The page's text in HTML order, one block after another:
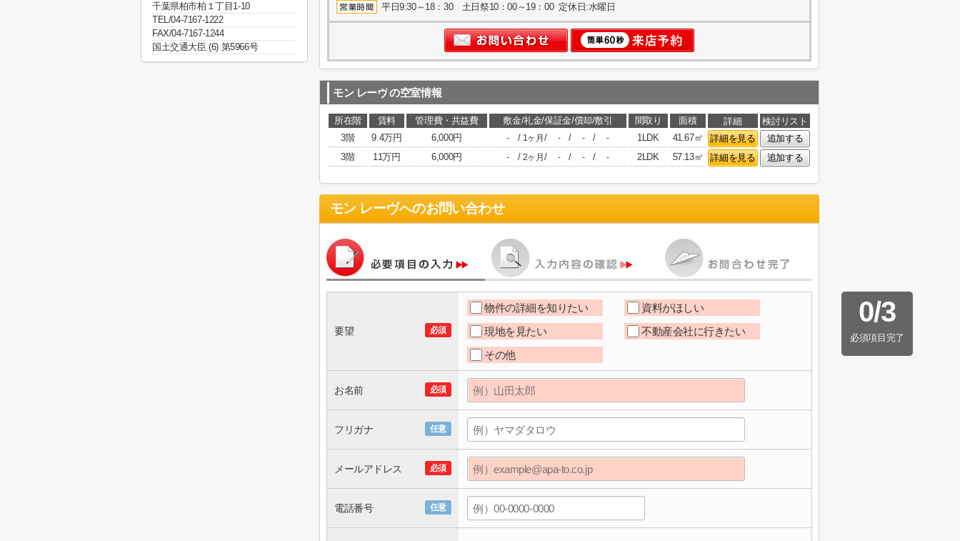
平日9:30～18：30 土日祭10：00～19：00 定休日:水曜日
モン レーヴ の空室情報
所在階 賃料 管理費・共益費 敷金/礼金/保証金/償却/敷引 間取り 面積 詳細
検討リスト
3階
9.4万円 6,000円 - / 1ヶ月 / - / - / - 1LDK 41.67㎡ 詳細を見る
追加する
3階
11万円 6,000円 - / 2ヶ月 / - / - / - 2LDK 57.13㎡ 詳細を見る 追加する
モン レーヴへのお問い合わせ
0/3
必須項目完了
必須
要望
物件の詳細を知りたい
資料がほしい
現地を見たい
不動産会社に行きたい
その他
必須
お名前
任意
フリガナ
必須
メールアドレス
任意
電話番号
千葉県柏市柏１丁目1-10
TEL/04-7167-1222
FAX/04-7167-1244
国土交通大臣 (6) 第5966号